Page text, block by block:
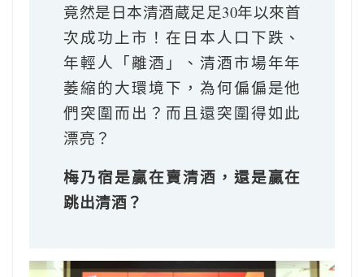
竟然是日本清酒蔵足足30年以來首
次成功上市！在日本人口下跌、
年輕人「離酒」、清酒市場年年
萎縮的大環境下，為何偏偏是他
們突圍而出？而且還突圍得如此
漂亮？
梅乃宿是贏在賣清酒，還是贏在
跳出清酒？